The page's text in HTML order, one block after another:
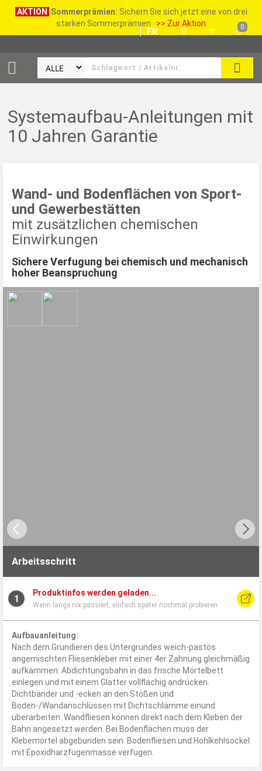
AKTION Sommerprämien: Sichern Sie sich jetzt eine von drei
starken Sommerprämien >> Zur Aktion
SUCHE
| FR 0
Systemaufbau-Anleitungen mit
10 Jahren Garantie
Wand- und Bodenflächen von Sport-
und Gewerbestätten
mit zusätzlichen chemischen
Einwirkungen
Sichere Verfugung bei chemisch und mechanisch
hoher Beanspruchung
Arbeitsschritt
1
Produktinfos werden geladen...
Wenn lange nix passiert, einfach später nochmal probieren.
Aufbauanleitung:
Nach dem Grundieren des Untergrundes weich-pastös
angemischten Fliesenkleber mit einer 4er Zahnung gleichmäßig
aufkämmen. Abdichtungsbahn in das frische Mörtelbett
einlegen und mit einem Glätter vollflächig andrücken.
Dichtbänder und -ecken an den Stößen und
Boden-/Wandanschlüssen mit Dichtschlämme einund
überarbeiten. Wandfliesen können direkt nach dem Kleben der
Bahn angesetzt werden. Bei Bodenflächen muss der
Klebemörtel abgebunden sein. Bodenfliesen und Hohlkehlsockel
mit Epoxidharzfugenmasse verfugen.